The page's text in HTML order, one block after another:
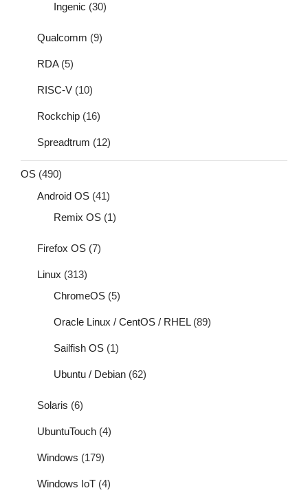
Ingenic (30)
Qualcomm (9)
RDA(5)
RISC-V (10)
Rockchip (16)
Spreadtrum (12)
OS (490)
Android OS (41)
Remix OS (1)
Firefox OS (7)
Linux (313)
ChromeOS (5)
Oracle Linux / CentOS / RHEL(89)
Sailfish OS (1)
Ubuntu / Debian (62)
Solaris (6)
UbuntuTouch (4)
Windows (179)
Windows IoT (4)